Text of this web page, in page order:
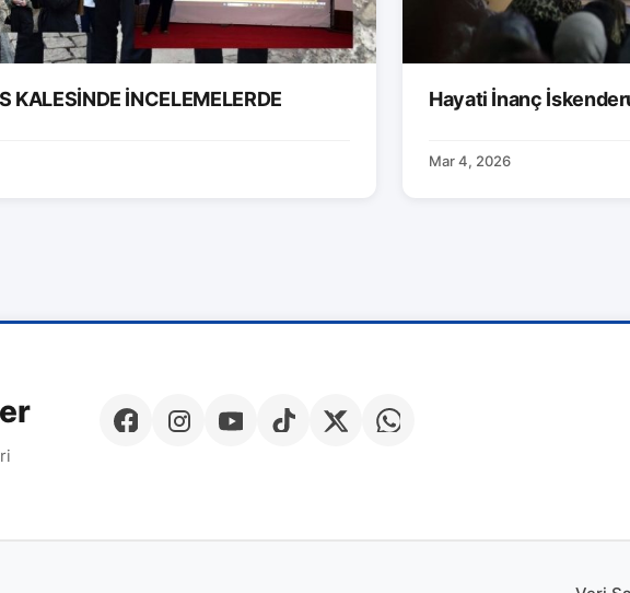
KALESİNDE İNCELEMELERDE
Hayati İnanç
Mar 4, 2026